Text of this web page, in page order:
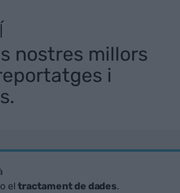
nostres millors
i
eltractament de dades.